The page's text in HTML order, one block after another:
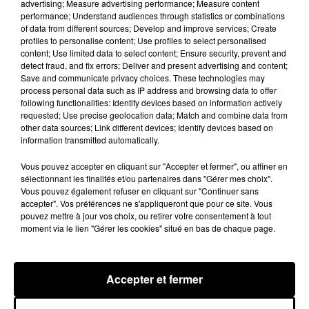
même revenu vers lui pour prendre de ses
nouvelles. La toile appelle désormais au boycott
de Ryanair.
This racist white man refused to sit next to an
elderly black woman on a Ryanair flight.
He called her an "ugly black bastard" &
threatened to push her to another seat if she
Ryanair - DOES NOTHING!!!
UK twitter identify HIM!!!
— StanceGrounded (@_SJPeace_)
advertising; Measure advertising performance; Measure content
performance; Understand audiences through statistics or combinations
of data from different sources; Develop and improve services; Create
profiles to personalise content; Use profiles to select personalised
content; Use limited data to select content; Ensure security, prevent and
detect fraud, and fix errors; Deliver and present advertising and content;
Save and communicate privacy choices. These technologies may
process personal data such as IP address and browsing data to offer
following functionalities: Identify devices based on information actively
requested; Use precise geolocation data; Match and combine data from
other data sources; Link different devices; Identify devices based on
information transmitted automatically.
Vous pouvez accepter en cliquant sur "Accepter et fermer", ou affiner en
sélectionnant les finalités et/ou partenaires dans "Gérer mes choix".
Vous pouvez également refuser en cliquant sur "Continuer sans
accepter". Vos préférences ne s'appliqueront que pour ce site. Vous
pouvez mettre à jour vos choix, ou retirer votre consentement à tout
moment via le lien "Gérer les cookies" situé en bas de chaque page.
Accepter et fermer